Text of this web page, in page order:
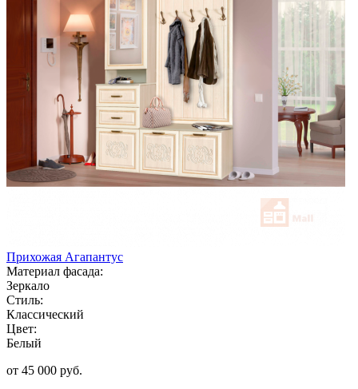
Прихожая Агапантус
Материал фасада:
Зеркало
Стиль:
Классический
Цвет:
Белый
от 45 000 руб.